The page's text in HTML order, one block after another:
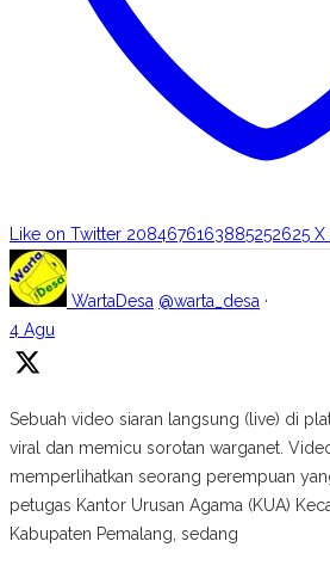
Like on Twitter 2084676163885252625 X
WartaDesa @warta_desa ·
4 Agu
Sebuah video siaran langsung (live) di
viral dan memicu sorotan warganet.
memperlihatkan seorang perempuan
petugas Kantor Urusan Agama (KUA)
Kabupaten Pemalang, sedang